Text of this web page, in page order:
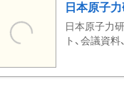
日本原子
日本原子力
ト、会議資